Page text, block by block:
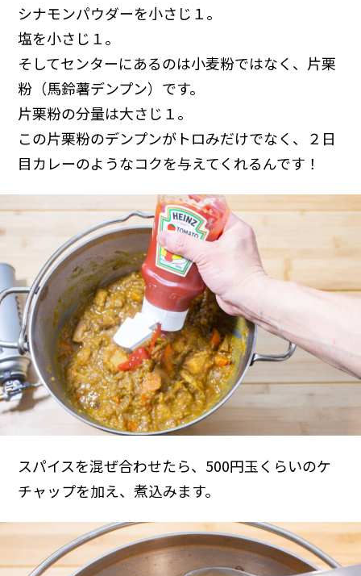
シナモンパウダーを小さじ１。
塩を小さじ１。
そしてセンターにあるのは小麦粉ではなく、片栗
粉（馬鈴薯デンプン）です。
片栗粉の分量は大さじ１。
この片栗粉のデンプンがトロみだけでなく、２日
目カレーのようなコクを与えてくれるんです！
スパイスを混ぜ合わせたら、500円玉くらいのケ
チャップを加え、煮込みます。